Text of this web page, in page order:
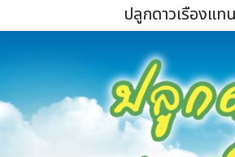
ปลูกดาวเรืองแ